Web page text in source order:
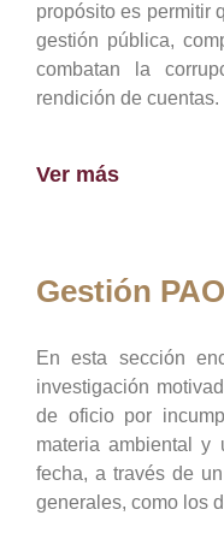
propósito es permitir
gestión pública,
combatan la
rendición de cuentas.
Ver más
Gestión
En esta sección
investigación
de oficio por
materia ambiental
fecha, a través de
generales, como los